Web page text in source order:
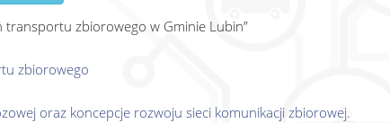
transportu zbiorowego w Gminie Lubin”
zbiorowego
oraz koncepcje rozwoju sieci komunikacji zbiorowej.